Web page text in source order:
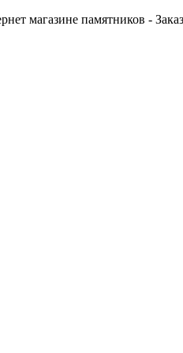
магазине памятников -